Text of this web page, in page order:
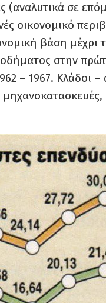
(αναλυτικά σε
οικονομικό
βάση
στην
– 1967. Κλάδοι